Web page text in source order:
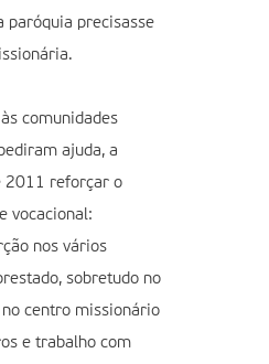
paróquia precisasse
comunidades
ajuda, a
2011 reforçar o
vocacional:
nos vários
sobretudo no
centro missionário
e trabalho com